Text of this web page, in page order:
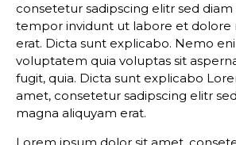
consetetur sadipscing elitr sed
tempor invidunt ut labore et dolore
erat. Dicta sunt explicabo. Nemo
voluptatem quia voluptas sit
fugit, quia. Dicta sunt explicabo
amet, consetetur sadipscing elitr
magna aliquyam erat.